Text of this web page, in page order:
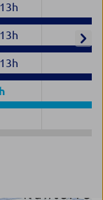
13h
13h
13h